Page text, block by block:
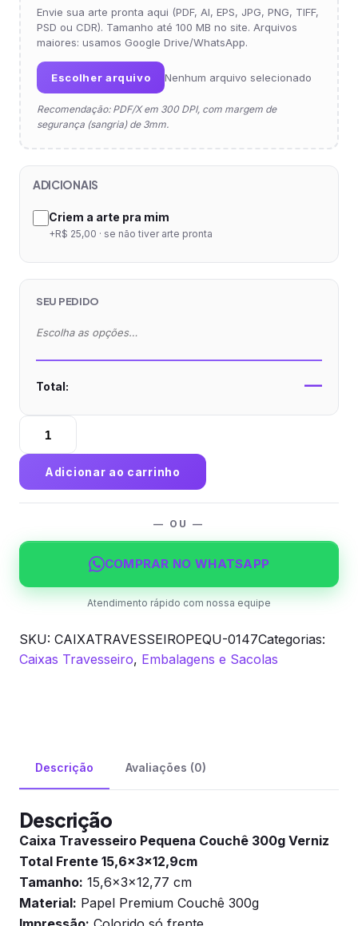
Envie sua arte pronta aqui (PDF, AI, EPS, JPG, PNG, TIFF,
PSD ou CDR). Tamanho até 100 MB no site. Arquivos
maiores: usamos Google Drive/WhatsApp.
Escolher arquivo Nenhum arquivo selecionado
Recomendação: PDF/X em 300 DPI, com margem de
segurança (sangria) de 3mm.
ADICIONAIS
Criem a arte pra mim
+R$ 25,00 · se não tiver arte pronta
SEU PEDIDO
Escolha as opções…
Total: —
Caixa
Travesseiro
Pequena
Couchê
300g
Total
15,6x3x12,9cm
Adicionar ao carrinho
— OU —
COMPRAR NO WHATSAPP
Atendimento rápido com nossa equipe
SKU: CAIXATRAVESSEIROPEQU-0147Categorias:
Caixas Travesseiro, Embalagens e Sacolas
Descrição Avaliações (0)
Descrição
Caixa Travesseiro Pequena Couchê 300g Verniz
Total Frente 15,6x3x12,9cm
Tamanho: 15,6x3x12,77 cm
Material: Papel Premium Couchê 300g